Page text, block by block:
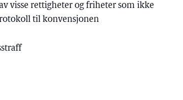
visse rettigheter og friheter som ikke
til konvensjonen